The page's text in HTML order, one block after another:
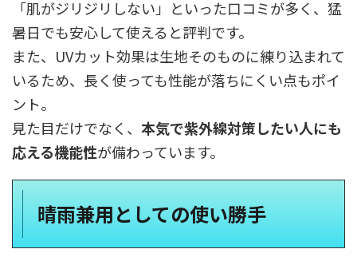
「肌がジリジリしない」といった口コミが多く、猛
暑日でも安心して使えると評判です。
また、UVカット効果は生地そのものに練り込まれて
いるため、長く使っても性能が落ちにくい点もポイ
ント。
見た目だけでなく、 本気で紫外線対策したい人にも
応える機能性が備わっています。
晴雨兼用としての使い勝手